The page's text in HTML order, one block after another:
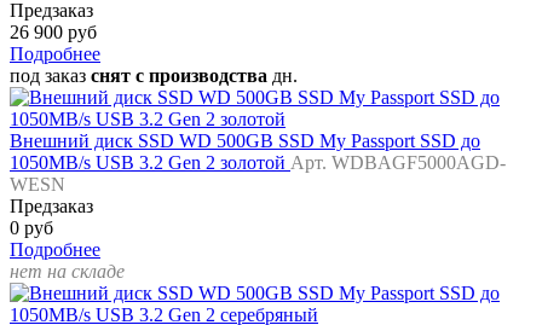
Предзаказ
26 900 руб
Подробнее
под заказ снят с производства дн.
Внешний диск SSD WD 500GB SSD My Passport SSD до
1050MB/s USB 3.2 Gen 2 золотой Арт. WDBAGF5000AGD-
WESN
Предзаказ
0 руб
Подробнее
нет на складе